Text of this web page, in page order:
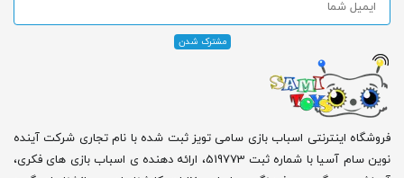
فروشگاه اینترنتی اسباب بازی سامی تویز ثبت شده با نام تجاری شرکت آینده
نوین سام آسیا با شماره ثبت 519773، ارائه دهنده ی اسباب بازی های فکری،